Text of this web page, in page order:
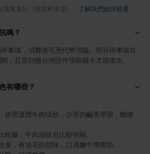
實食記（附資料來源） 了解我們如何精選
嗎？
車場，消費後可憑代幣消磁。部分停車場在
，且需到櫃台押證件領取磁卡才能進出。
有哪些？
: 使用溫體牛肉現炒，沙茶的鹹香帶甜，麵條